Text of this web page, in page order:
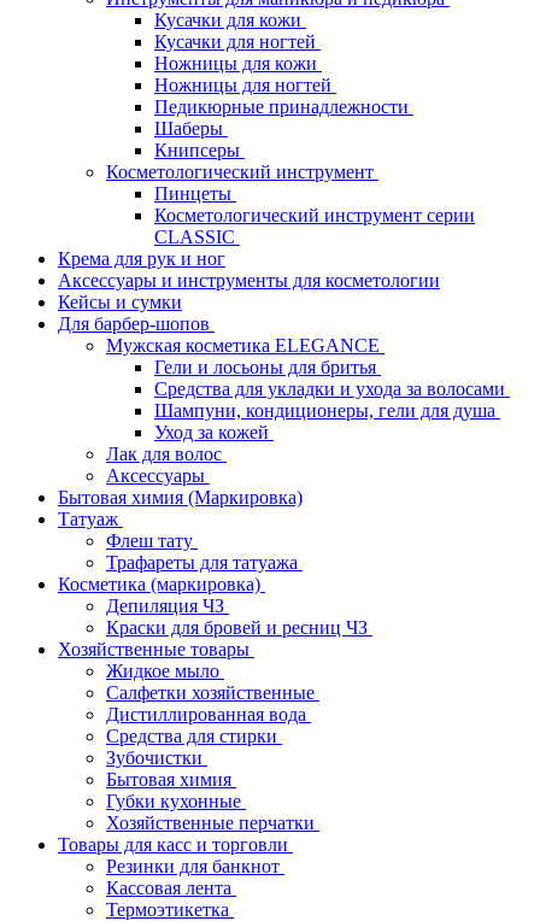
Кусачки для кожи
Кусачки для ногтей
Ножницы для кожи
Ножницы для ногтей
Педикюрные принадлежности
Шаберы
Книпсеры
Косметологический инструмент
Пинцеты
Косметологический инструмент серии
CLASSIC
Крема для рук и ног
Аксессуары и инструменты для косметологии
Кейсы и сумки
Для барбер-шопов
Мужская косметика ELEGANCE
Гели и лосьоны для бритья
Средства для укладки и ухода за волосами
Шампуни, кондиционеры, гели для душа
Уход за кожей
Лак для волос
Аксессуары
Бытовая химия (Маркировка)
Татуаж
Флеш тату
Трафареты для татуажа
Косметика (маркировка)
Депиляция ЧЗ
Краски для бровей и ресниц ЧЗ
Хозяйственные товары
Жидкое мыло
Салфетки хозяйственные
Дистиллированная вода
Средства для стирки
Зубочистки
Бытовая химия
Губки кухонные
Хозяйственные перчатки
Товары для касс и торговли
Резинки для банкнот
Кассовая лента
Термоэтикетка